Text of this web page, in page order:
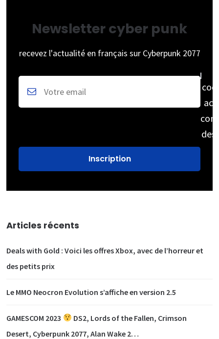
Newsletter cyber punk
recevez l'actualité en français sur Cyberpunk 2077
des
Articles récents
Deals with Gold : Voici les offres Xbox, avec de l’horreur et
des petits prix
Le MMO Neocron Evolution s’affiche en version 2.5
GAMESCOM 2023
DS2, Lords of the Fallen, Crimson
Desert, Cyberpunk 2077, Alan Wake 2…